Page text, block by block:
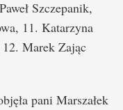
Szczepanik,
11. Katarzyna
Marek Zając
pani Marszałek